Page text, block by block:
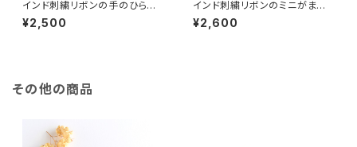
インド刺繍リボンの手のひらが
ま口ポーチ
¥2,500
インド刺繍リボンのミニがま口
チェック
¥2,600
その他の商品